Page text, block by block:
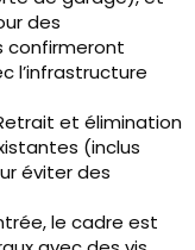
des
confirmeront
l’infrastructure
et élimination
(inclus
éviter des
le cadre est